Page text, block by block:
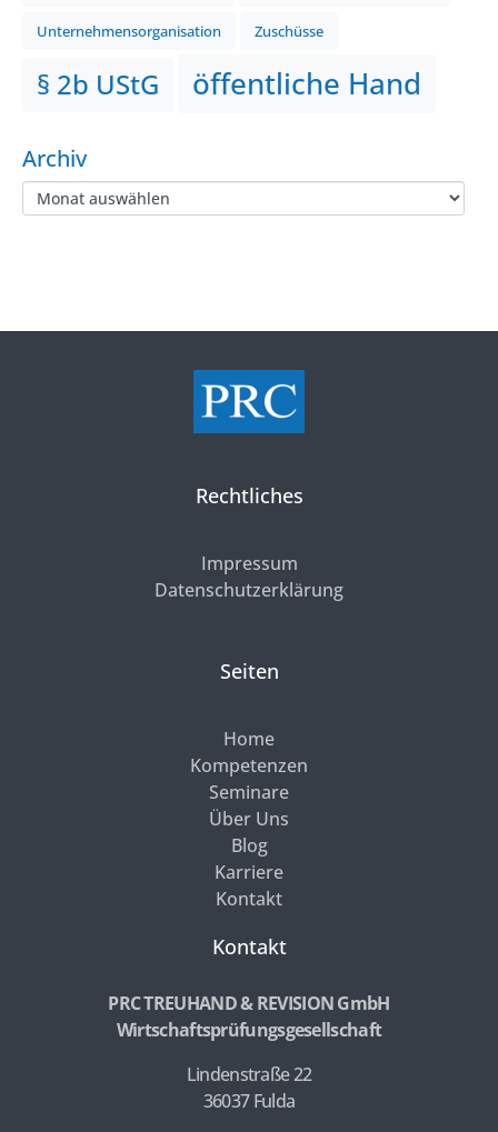
Unternehmensorganisation Zuschüsse
§ 2b UStG öffentliche Hand
Archiv
Rechtliches
Impressum
Datenschutzerklärung
Seiten
Home
Kompetenzen
Seminare
Über Uns
Blog
Karriere
Kontakt
Kontakt
PRC TREUHAND & REVISION GmbH
Wirtschaftsprüfungsgesellschaft
Lindenstraße 22
36037 Fulda